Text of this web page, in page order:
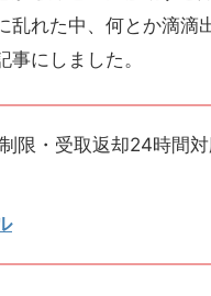
れた中、何とか滴滴
にしました。
限・受取返却24時間